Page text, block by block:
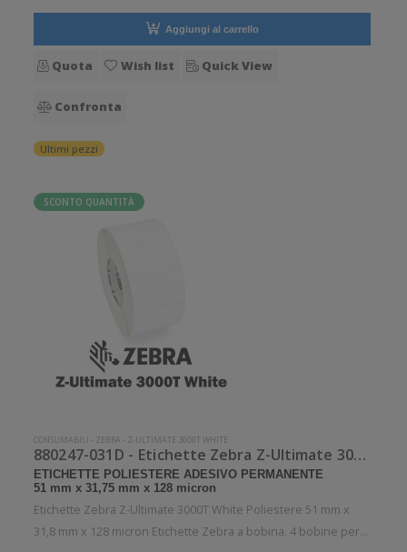
Aggiungi al carrello
Quota Wish list Quick View
Confronta
Ultimi pezzi
SCONTO QUANTITÀ
CONSUMABILI - ZEBRA - Z-ULTIMATE 3000T WHITE
880247-031D - Etichette Zebra Z-Ultimate 3000T White Poliestere
ETICHETTE POLIESTERE ADESIVO PERMANENTE
51 mm x 31,75 mm x 128 micron
Etichette Zebra Z-Ultimate 3000T White Poliestere 51 mm x
31,8 mm x 128 micron Etichette Zebra a bobina. 4 bobine per